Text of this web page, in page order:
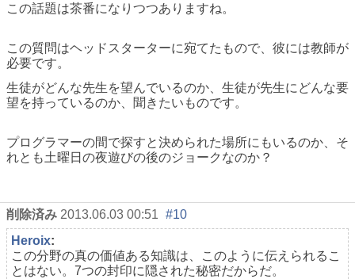
この話題は茶番になりつつありますね。
この質問はヘッドスターターに宛てたもので、彼には教師が
必要です。
生徒がどんな先生を望んでいるのか、生徒が先生にどんな要
望を持っているのか、聞きたいものです。
プログラマーの間で探すと決められた場所にもいるのか、そ
れとも土曜日の夜遊びの後のジョークなのか？
削除済み 2013.06.03 00:51 #10
Heroix:
この分野の真の価値ある知識は、このように伝えられるこ
とはない。7つの封印に隠された秘密だからだ。